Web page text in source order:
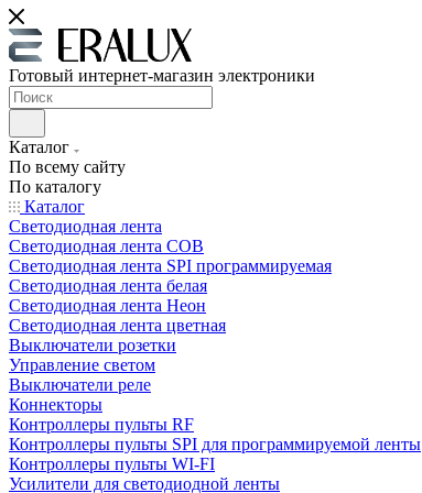
Готовый интернет-магазин электроники
Каталог
По всему сайту
По каталогу
Каталог
Светодиодная лента
Светодиодная лента COB
Светодиодная лента SPI программируемая
Светодиодная лента белая
Светодиодная лента Неон
Светодиодная лента цветная
Выключатели розетки
Управление светом
Выключатели реле
Коннекторы
Контроллеры пульты RF
Контроллеры пульты SPI для программируемой ленты
Контроллеры пульты WI-FI
Усилители для светодиодной ленты